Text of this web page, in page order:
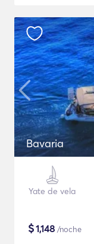
Bavaria
Yate de vela
$1,148 /noche